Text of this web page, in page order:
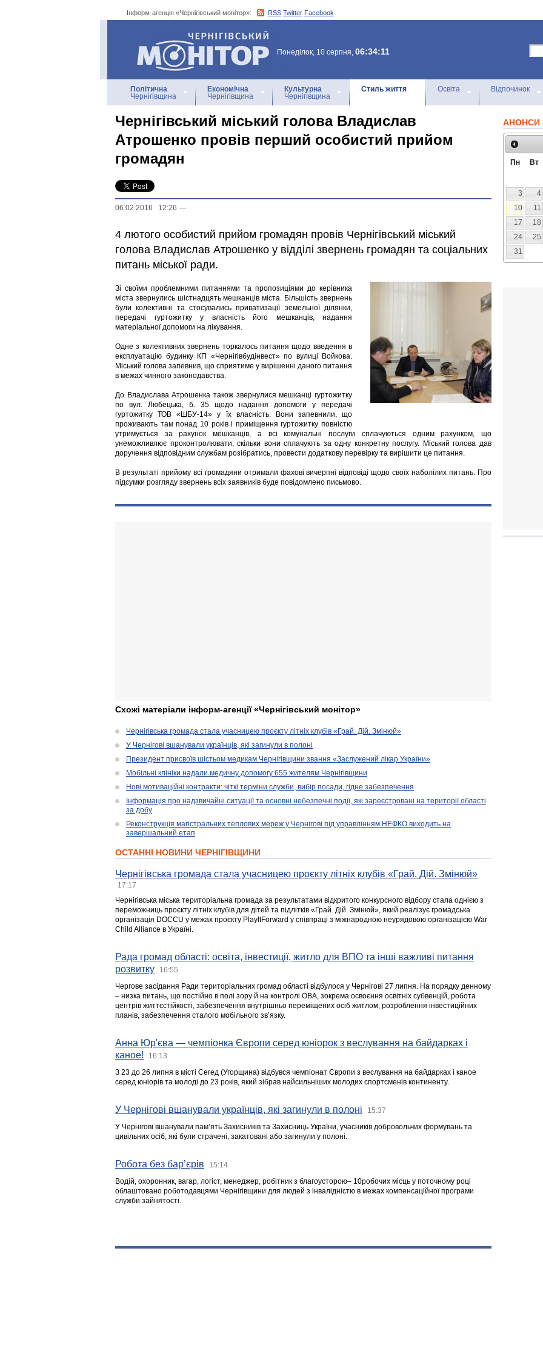
Інформ-агенція «Чернігівський монітор»: RSS Twitter Facebook
Інформ-агенція
«Чернігівський монітор»
Понеділок, 10 серпня, 06:34:11
Політична
Чернігівщина
Економічна
Чернігівщина
Культурна
Чернігівщина
Стиль життя Освіта Відпочинок
Чернігівський міський голова Владислав
Атрошенко провів перший особистий прийом
громадян
06.02.2016 12:26 —
4 лютого особистий прийом громадян провів Чернігівський міський
голова Владислав Атрошенко у відділі звернень громадян та соціальних
питань міської ради.
Зі своїми проблемними питаннями та пропозиціями до керівника
міста звернулись шістнадцять мешканців міста. Більшість звернень
були колективні та стосувались приватизації земельної ділянки,
передачі гуртожитку у власність його мешканців, надання
матеріальної допомоги на лікування.
Одне з колективних звернень торкалось питання щодо введення в
експлуатацію будинку КП «Чернігівбудінвест» по вулиці Войкова.
Міський голова запевнив, що сприятиме у вирішенні даного питання
в межах чинного законодавства.
До Владислава Атрошенка також звернулися мешканці гуртожитку
по вул. Любецька, б. 35 щодо надання допомоги у передачі
гуртожитку ТОВ «ШБУ-14» у їх власність. Вони запевнили, що
проживають там понад 10 років і приміщення гуртожитку повністю
утримується за рахунок мешканців, а всі комунальні послуги сплачуються одним рахунком, що
унеможливлює проконтролювати, скільки вони сплачують за одну конкретну послугу. Міський голова дав
доручення відповідним службам розібратись, провести додаткову перевірку та вирішити це питання.
В результаті прийому всі громадяни отримали фахові вичерпні відповіді щодо своїх наболілих питань. Про
підсумки розгляду звернень всіх заявників буде повідомлено письмово.
Схожі матеріали інформ-агенції «Чернігівський монітор»
Чернігівська громада стала учасницею проєкту літніх клубів «Грай. Дій. Змінюй»
У Чернігові вшанували українців, які загинули в полоні
Президент присвоїв шістьом медикам Чернігівщини звання «Заслужений лікар України»
Мобільні клініки надали медичну допомогу 655 жителям Чернігівщини
Нові мотиваційні контракти: чіткі терміни служби, вибір посади, гідне забезпечення
Інформація про надзвичайні ситуації та основні небезпечні події, які зареєстровані на території області
за добу
Реконструкція магістральних теплових мереж у Чернігові під управлінням НЕФКО виходить на
завершальний етап
ОСТАННІ НОВИНИ ЧЕРНІГІВЩИНИ
Чернігівська громада стала учасницею проєкту літніх клубів «Грай. Дій. Змінюй»
17:17
Чернігівська міська територіальна громада за результатами відкритого конкурсного відбору стала однією з
переможниць проєкту літніх клубів для дітей та підлітків «Грай. Дій. Змінюй», який реалізує громадська
організація DOCCU у межах проєкту PlayItForward у співпраці з міжнародною неурядовою організацією War
Child Alliance в Україні.
Рада громад області: освіта, інвестиції, житло для ВПО та інші важливі питання
розвитку
16:55
Чергове засідання Ради територіальних громад області відбулося у Чернігові 27 липня. На порядку денному
– низка питань, що постійно в полі зору й на контролі ОВА, зокрема освоєння освітніх субвенцій, робота
центрів життєстійкості, забезпечення внутрішньо переміщених осіб житлом, розроблення інвестиційних
планів, забезпечення сталого мобільного зв’язку.
Анна Юр'єва — чемпіонка Європи серед юніорок з веслування на байдарках і
каное!
16:13
З 23 до 26 липня в місті Сегед (Угорщина) відбувся чемпіонат Європи з веслування на байдарках і каное
серед юніорів та молоді до 23 років, який зібрав найсильніших молодих спортсменів континенту.
У Чернігові вшанували українців, які загинули в полоні 15:37
У Чернігові вшанували пам’ять Захисників та Захисниць України, учасників добровольчих формувань та
цивільних осіб, які були страчені, закатовані або загинули у полоні.
Робота без бар’єрів 15:14
Водій, охоронник, вагар, логіст, менеджер, робітник з благоусторою– 10робочих місць у поточному році
облаштовано роботодавцями Чернігівщини для людей з інвалідністю в межах компенсаційної програми
служби зайнятості.
АНОНСИ
Пн Вт
3
4
10
11
17
18
24
25
31